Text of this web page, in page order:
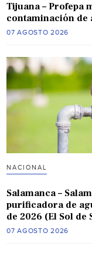
Tijuana – Profepa
contaminación de
07 AGOSTO 2026
NACIONAL
Salamanca –
purificadora de
de 2026 (El Sol de
07 AGOSTO 2026